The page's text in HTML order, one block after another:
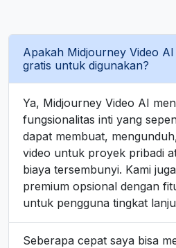
Apakah Midjourney Video
gratis untuk digunakan?
Ya, Midjourney Video AI
fungsionalitas inti yang
dapat membuat,
video untuk proyek pribadi
biaya tersembunyi. Kami
premium opsional dengan
untuk pengguna tingkat
Seberapa cepat saya bisa